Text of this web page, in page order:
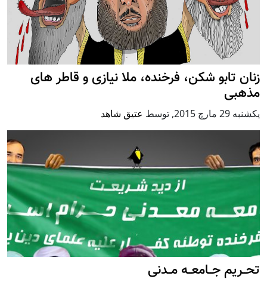
زنان تابو شکن، فرخنده، ملا نیازی و قاطر های
مذهبی
يكشنبه 29 مارچ 2015 , توسط عتیق شاهد
تحــریم جــامعــه مــدنی